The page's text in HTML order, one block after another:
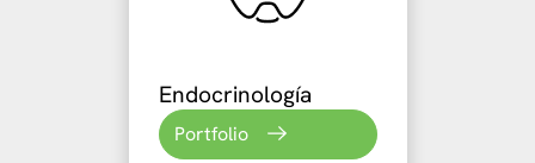
Endocrinología
Portfolio